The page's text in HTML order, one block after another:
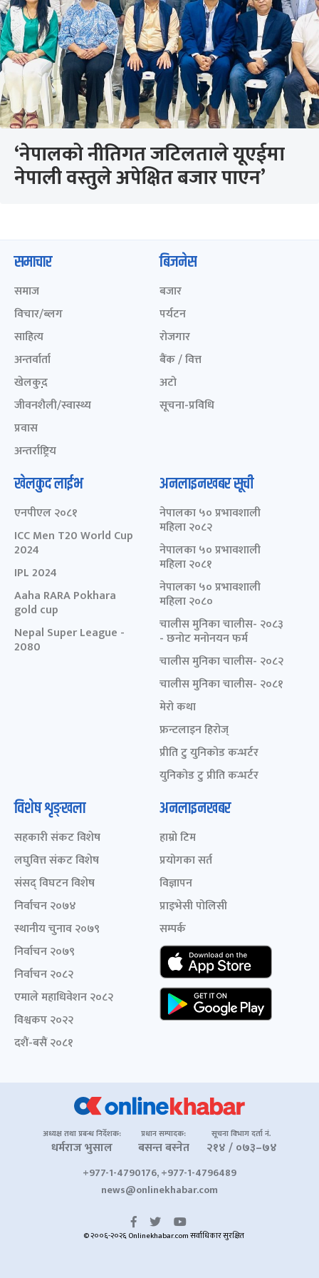
‘नेपालको नीतिगत जटिलताले यूएईमा
नेपाली वस्तुले अपेक्षित बजार पाएन’
समाचार
समाज
विचार/ब्लग
साहित्य
अन्तर्वार्ता
खेलकुद़़
जीवनशैली/स्वास्थ्य
प्रवास
अन्तर्राष्ट्रिय
बिजनेस
बजार
पर्यटन
रोजगार
बैंक / वित्त
अटो
सूचना-प्रविधि
खेलकुद लाईभ
एनपीएल २०८१
ICC Men T20 World Cup
2024
IPL 2024
Aaha RARA Pokhara
gold cup
Nepal Super League -
2080
अनलाइनखबर सूची
नेपालका ५० प्रभावशाली
महिला २०८२
नेपालका ५० प्रभावशाली
महिला २०८१
नेपालका ५० प्रभावशाली
महिला २०८०
चालीस मुनिका चालीस- २०८३
- छनोट मनोनयन फर्म
चालीस मुनिका चालीस- २०८२
चालीस मुनिका चालीस- २०८१
मेरो कथा
फ्रन्टलाइन हिरोज्
प्रीति टु युनिकोड कन्भर्टर
युनिकोड टु प्रीति कन्भर्टर
विशेष शृङ्खला
सहकारी संकट विशेष
लघुवित्त संकट विशेष
संसद् विघटन विशेष
निर्वाचन २०७४
स्थानीय चुनाव २०७९
निर्वाचन २०७९
निर्वाचन २०८२
एमाले महाधिवेशन २०८२
विश्वकप २०२२
दशैं-बसैं २०८१
अनलाइनखबर
हाम्रो टिम
प्रयोगका सर्त
विज्ञापन
प्राइभेसी पोलिसी
सम्पर्क
अध्यक्ष तथा प्रबन्ध निर्देशक:
धर्मराज भुसाल
प्रधान सम्पादक:
बसन्त बस्नेत
सूचना विभाग दर्ता नं.
२१४ / ०७३–७४
+977-1-4790176, +977-1-4796489
news@onlinekhabar.com
© २००६-२०२६ Onlinekhabar.com सर्वाधिकार सुरक्षित